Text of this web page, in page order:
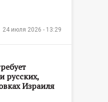
24 июля 2026 - 13:29
русских,
Израиля